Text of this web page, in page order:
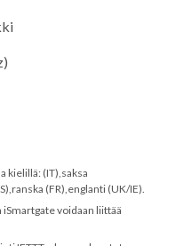
kielillä: (IT),saksa
(FR),englanti (UK/IE).
voidaan liittää